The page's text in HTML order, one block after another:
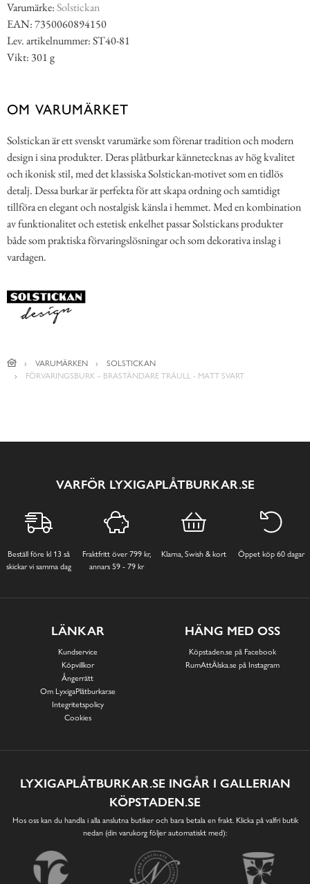
Varumärke:Solstickan
EAN: 7350060894150
Lev. artikelnummer: ST40-81
Vikt: 301 g
OM VARUMÄRKET
Solstickan är ett svenskt varumärke som förenar tradition och modern
design i sina produkter. Deras plåtburkar kännetecknas av hög kvalitet
och ikonisk stil, med det klassiska Solstickan-motivet som en tidlös
detalj. Dessa burkar är perfekta för att skapa ordning och samtidigt
tillföra en elegant och nostalgisk känsla i hemmet. Med en kombination
av funktionalitet och estetisk enkelhet passar Solstickans produkter
både som praktiska förvaringslösningar och som dekorativa inslag i
vardagen.
VARUMÄRKEN
SOLSTICKAN
FÖRVARINGSBURK – BRASTÄNDARE TRÄULL - MATT SVART
VARFÖR LYXIGAPLÅTBURKAR.SE
Beställ före kl 13 så
skickar vi samma dag
Fraktfritt över 799 kr,
annars 59 - 79 kr
Klarna, Swish & kort Öppet köp 60 dagar
LÄNKAR
Kundservice
Köpvillkor
Ångerrätt
Om LyxigaPlåtburkar.se
Integritetspolicy
Cookies
HÄNG MED OSS
Köpstaden.se på Facebook
RumAttÄlska.se på Instagram
LYXIGAPLÅTBURKAR.SE INGÅR I GALLERIAN
KÖPSTADEN.SE
Hos oss kan du handla i alla anslutna butiker och bara betala en frakt. Klicka på valfri butik
nedan (din varukorg följer automatiskt med):